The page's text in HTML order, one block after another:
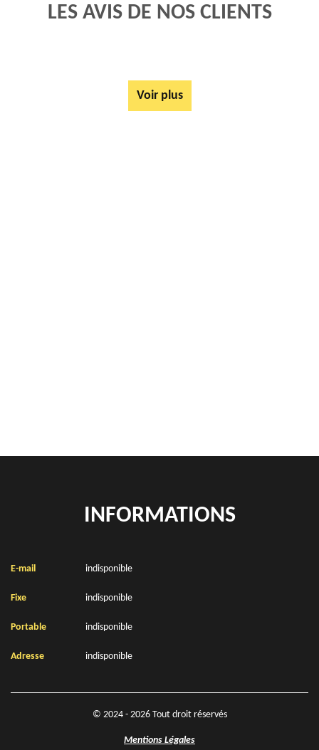
LES AVIS DE NOS CLIENTS
Voir plus
INFORMATIONS
E-mail indisponible
Fixe indisponible
Portable indisponible
Adresse indisponible
© 2024 - 2026 Tout droit réservés
Mentions Légales